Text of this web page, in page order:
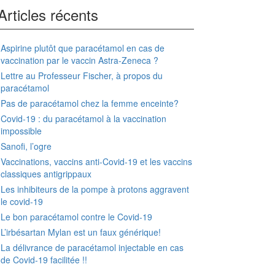
récents
Aspirine plutôt que paracétamol en cas de
vaccination par le vaccin Astra-Zeneca ?
Lettre au Professeur Fischer, à propos du
paracétamol
Pas de paracétamol chez la femme enceinte?
Covid-19 : du paracétamol à la vaccination
impossible
Sanofi, l’ogre
Vaccinations, vaccins anti-Covid-19 et les vaccins
classiques antigrippaux
Les inhibiteurs de la pompe à protons aggravent
le covid-19
Le bon paracétamol contre le Covid-19
L’irbésartan Mylan est un faux générique!
La délivrance de paracétamol injectable en cas
de Covid-19 facilitée !!